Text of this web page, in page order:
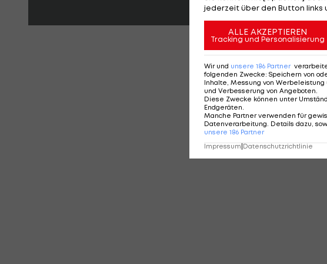
jederzeit über den Button links
ALLE AKZEPTIEREN
Tracking und Personalisierung
Wir und unsere 186 Partner
folgenden Zwecke: Speichern von
Inhalte, Messung von
und Verbesserung von Angeboten
Diese Zwecke können unter
Endgeräten
Manche Partner verwenden für
Datenverarbeitung. Details dazu,
unsere 186 Partner
Impressum|Datenschutzrichtlinie